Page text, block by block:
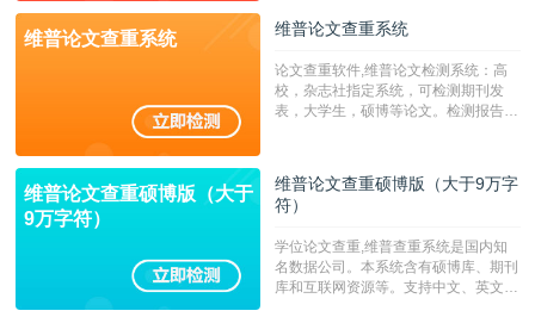
维普论文查重系统 维普论文查重系统
论文查重软件,维普论文检测系统：高
校，杂志社指定系统，可检测期刊发
表，大学生，硕博等论文。检测报告支
维普论文查重硕博版（大于
9万字符）
维普论文查重硕博版（大于9万字
符）
学位论文查重,维普查重系统是国内知
名数据公司。本系统含有硕博库、期刊
库和互联网资源等。支持中文、英文、